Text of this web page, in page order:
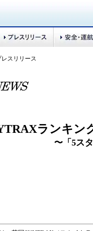
レスリリース
ランキン
〜「5ス